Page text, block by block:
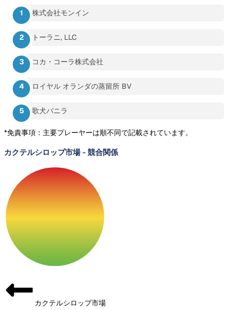
株式会社モンイン
トーラニ, LLC
コカ・コーラ株式会社
ロイヤル オランダの蒸留所 BV
歌犬バニラ
*免責事項：主要プレーヤーは順不同で記載されています。
カクテルシロップ市場- 競合関係
カクテルシロップ市場